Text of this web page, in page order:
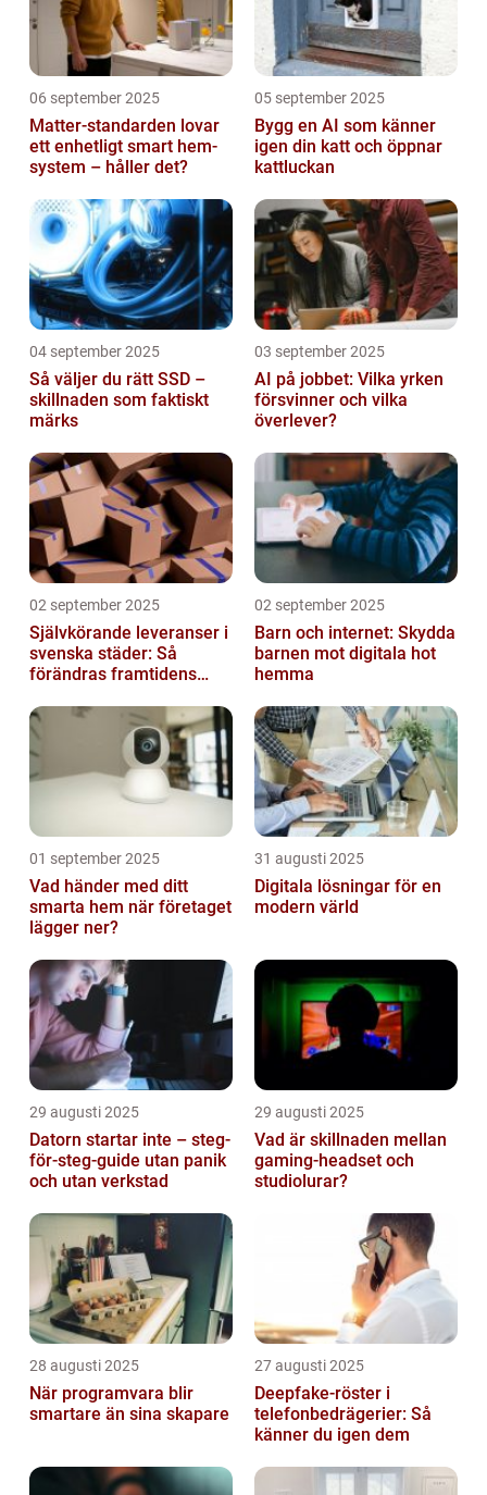
06 september 2025
Matter-standarden lovar
ett enhetligt smart hem-
system – håller det?
05 september 2025
Bygg en AI som känner
igen din katt och öppnar
kattluckan
04 september 2025
Så väljer du rätt SSD –
skillnaden som faktiskt
märks
03 september 2025
AI på jobbet: Vilka yrken
försvinner och vilka
överlever?
02 september 2025
Självkörande leveranser i
svenska städer: Så
förändras framtidens
02 september 2025
Barn och internet: Skydda
barnen mot digitala hot
hemma
01 september 2025
Vad händer med ditt
smarta hem när företaget
lägger ner?
31 augusti 2025
Digitala lösningar för en
modern värld
29 augusti 2025
Datorn startar inte – steg-
för-steg-guide utan panik
och utan verkstad
29 augusti 2025
Vad är skillnaden mellan
gaming-headset och
studiolurar?
28 augusti 2025
När programvara blir
smartare än sina skapare
27 augusti 2025
Deepfake-röster i
telefonbedrägerier: Så
känner du igen dem